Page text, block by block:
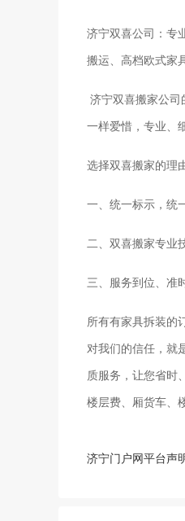
济宁双喜公司：专
搬运、高档欧式家
济宁双喜搬家公司
一样爱惜，专业、
选择双喜搬家的理
一、统一标示，统
二、双喜搬家专业
三、服务到位、准
所有有家具拆装的
对我们的信任，就
质服务，让您省时
楼层费、厢货车、
济宁门户网平台声